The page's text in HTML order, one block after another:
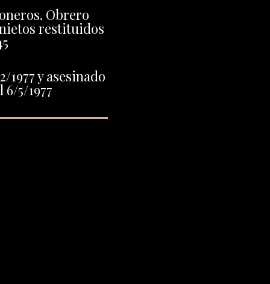
Obrero
restituidos
1977 y asesinado
6/5/1977